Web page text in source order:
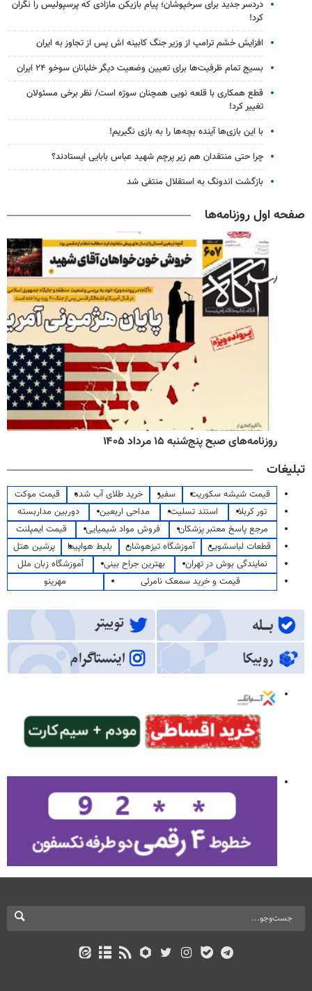
دردسر جدید برای سرخپوشان؛ پیام بازیکن مازادی که پرسپولیس را نگران
کرد!
افزایش خشم ترامپ از وزیر جنگ کابینه اش پس از تجاوز به ایران
بسیج تمام ظرفیت‌ها برای تعیین وضعیت دیگر خلبانان سوخو ۲۴ ایران
قطع همکاری با قلعه نویی همچنان سوژه است/ نظر برخی مسئولان
تغییر کرد!
با این بازی‌ها آینده بچه‌ها را به بازی نگیریم!
چرا حتی منتقدان هم زیر پرچم شهید عباس بابایی ایستادند؟
بازگشت اندونگ به استقلال منتفی شد
صفحه اول روزنامه‌ها
روزنامه‌های صبح پنج‌شنبه ۱۵ مرداد ۱۴۰۵
تبلیغات
قیمت شیشه سکوریت سفیر خرید طلای آب شده
قیمت موکت
تور کربلا
استند تسلیت مداحی اربعین
دوربین مداربسته
مرجع پاسخ معتبر پزشکان
فروش مواد شیمیایی
قیمت ایمپلنت
قطعات لباسشویی
آموزشگاه تیزهوشان بلیط هواپیما
پرشین هتل
نمایندگی بوش در تهران
بهترین جراح بینی
آموزشگاه زبان ملل
قیمت و خرید سمعک نامرئی
مهرینو